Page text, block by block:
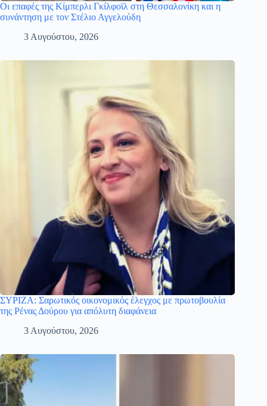
Οι επαφές της Κίμπερλι Γκίλφοϊλ στη Θεσσαλονίκη και η
συνάντηση με τον Στέλιο Αγγελούδη
3 Αυγούστου, 2026
ΣΥΡΙΖΑ: Σαρωτικός οικονομικός έλεγχος με πρωτοβουλία
της Ρένας Δούρου για απόλυτη διαφάνεια
3 Αυγούστου, 2026